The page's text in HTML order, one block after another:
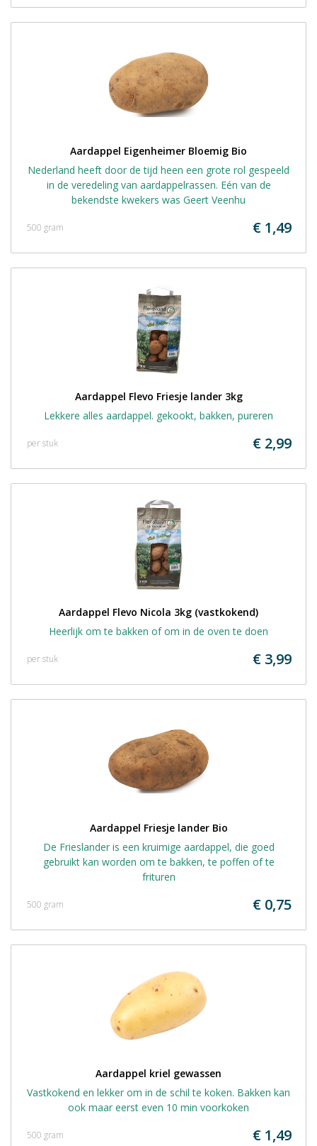
Aardappel Eigenheimer Bloemig Bio
Nederland heeft door de tijd heen een grote rol gespeeld
in de veredeling van aardappelrassen. Eén van de
bekendste kwekers was Geert Veenhu
€ 1,49
500 gram
Aardappel Flevo Friesje lander 3kg
Lekkere alles aardappel. gekookt, bakken, pureren
€ 2,99
per stuk
Aardappel Flevo Nicola 3kg (vastkokend)
Heerlijk om te bakken of om in de oven te doen
€ 3,99
per stuk
Aardappel Friesje lander Bio
De Frieslander is een kruimige aardappel, die goed
gebruikt kan worden om te bakken, te poffen of te
frituren
€ 0,75
500 gram
Aardappel kriel gewassen
Vastkokend en lekker om in de schil te koken. Bakken kan
ook maar eerst even 10 min voorkoken
€ 1,49
500 gram